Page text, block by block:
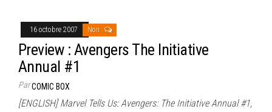
16 octobre 2007 Non
Preview : Avengers The Initiative
Annual #1
ParCOMIC BOX
[ENGLISH] Marvel Tells Us: Avengers: The Initiative Annual #1,